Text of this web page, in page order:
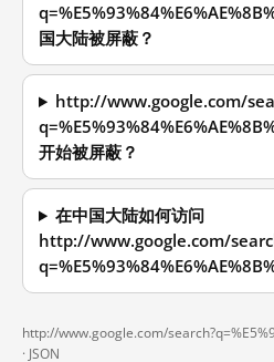
国大陆被屏蔽？
http://www.google.com/
开始被屏蔽？
在中国大陆如何访问
http://www.google.com/
http://www.google.com/
· JSON